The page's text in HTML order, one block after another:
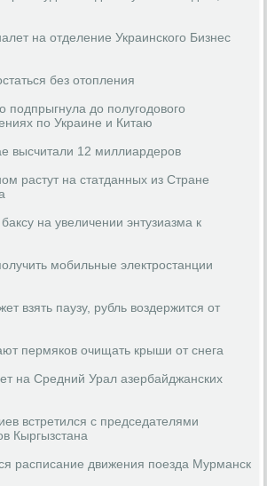
на отделение Украинского Бизнес
без отопления
подпрыгнула до полугодового
по Украине и Китаю
высчитали 12 миллиардеров
растут на статданных из Стране
на увеличении энтузиазма к
мобильные электростанции
взять паузу, рубль воздержится от
пермяков очищать крыши от снега
на Средний Урал азербайджанских
встретился с председателями
Кыргызстана
расписание движения поезда Мурманск